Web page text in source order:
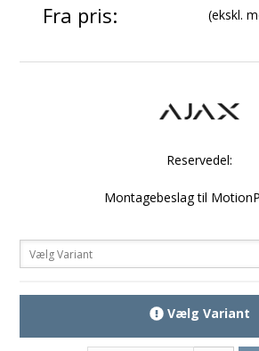
Fra pris: (ekskl.
Reservedel:
Montagebeslag til
Vælg Variant